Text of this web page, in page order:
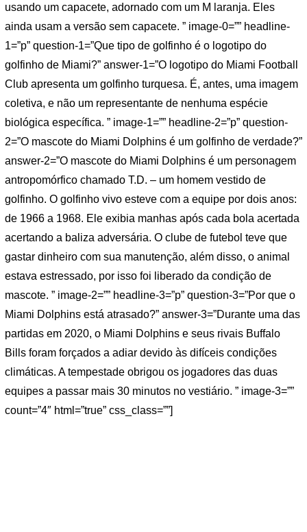
usando um capacete, adornado com um M laranja. Eles
ainda usam a versão sem capacete. ” image-0=”” headline-
1=”p” question-1=”Que tipo de golfinho é o logotipo do
golfinho de Miami?” answer-1=”O logotipo do Miami Football
Club apresenta um golfinho turquesa. É, antes, uma imagem
coletiva, e não um representante de nenhuma espécie
biológica específica. ” image-1=”” headline-2=”p” question-
2=”O mascote do Miami Dolphins é um golfinho de verdade?”
answer-2=”O mascote do Miami Dolphins é um personagem
antropomórfico chamado T.D. – um homem vestido de
golfinho. O golfinho vivo esteve com a equipe por dois anos:
de 1966 a 1968. Ele exibia manhas após cada bola acertada
acertando a baliza adversária. O clube de futebol teve que
gastar dinheiro com sua manutenção, além disso, o animal
estava estressado, por isso foi liberado da condição de
mascote. ” image-2=”” headline-3=”p” question-3=”Por que o
Miami Dolphins está atrasado?” answer-3=”Durante uma das
partidas em 2020, o Miami Dolphins e seus rivais Buffalo
Bills foram forçados a adiar devido às difíceis condições
climáticas. A tempestade obrigou os jogadores das duas
equipes a passar mais 30 minutos no vestiário. ” image-3=””
count=”4″ html=”true” css_class=””]